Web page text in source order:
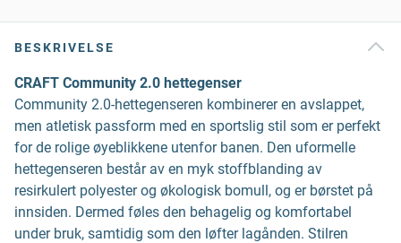
BESKRIVELSE
CRAFT Community 2.0 hettegenser
Community 2.0-hettegenseren kombinerer en avslappet,
men atletisk passform med en sportslig stil som er perfekt
for de rolige øyeblikkene utenfor banen. Den uformelle
hettegenseren består av en myk stoffblanding av
resirkulert polyester og økologisk bomull, og er børstet på
innsiden. Dermed føles den behagelig og komfortabel
under bruk, samtidig som den løfter lagånden. Stilren